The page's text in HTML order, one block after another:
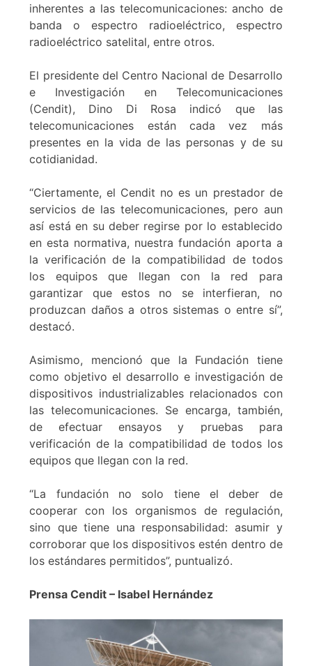
inherentes a las telecomunicaciones: ancho de
banda o espectro radioeléctrico, espectro
radioeléctrico satelital, entre otros.
El presidente del Centro Nacional de Desarrollo
e Investigación en Telecomunicaciones
(Cendit), Dino Di Rosa indicó que las
telecomunicaciones están cada vez más
presentes en la vida de las personas y de su
cotidianidad.
“Ciertamente, el Cendit no es un prestador de
servicios de las telecomunicaciones, pero aun
así está en su deber regirse por lo establecido
en esta normativa, nuestra fundación aporta a
la verificación de la compatibilidad de todos
los equipos que llegan con la red para
garantizar que estos no se interfieran, no
produzcan daños a otros sistemas o entre sí”,
destacó.
Asimismo, mencionó que la Fundación tiene
como objetivo el desarrollo e investigación de
dispositivos industrializables relacionados con
las telecomunicaciones. Se encarga, también,
de efectuar ensayos y pruebas para
verificación de la compatibilidad de todos los
equipos que llegan con la red.
“La fundación no solo tiene el deber de
cooperar con los organismos de regulación,
sino que tiene una responsabilidad: asumir y
corroborar que los dispositivos estén dentro de
los estándares permitidos”, puntualizó.
Prensa Cendit – Isabel Hernández